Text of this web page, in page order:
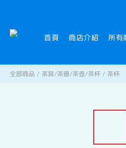
首頁 商店介紹 所有
全部商品 / 茶具/茶器/茶壺/茶杯 / 茶杯